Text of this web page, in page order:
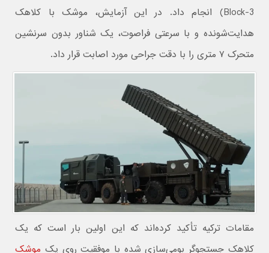
Block-3) انجام داد. در این آزمایش، موشک با کلاهک
هدایت‌شونده و با سرعتی فراصوت، یک شناور بدون سرنشین
متحرک ۷ متری را با دقت جراحی مورد اصابت قرار داد.
مقامات ترکیه تأکید کرده‌اند که این اولین بار است که یک
کلاهک جستجوگر بومی‌سازی شده با موفقیت روی یک موشک